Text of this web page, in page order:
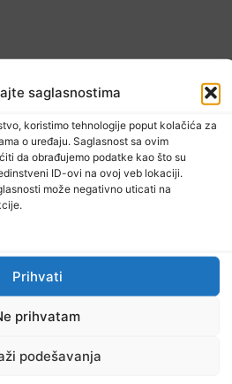
saglasnostima
koristimo tehnologije poput kolačića za
o uređaju. Saglasnost sa ovim
da obrađujemo podatke kao što su
ID-ovi na ovoj veb lokaciji.
može negativno uticati na
Prihvati
prihvatam
podešavanja
sedam dana: Požari
zoni nalazi se i BiH